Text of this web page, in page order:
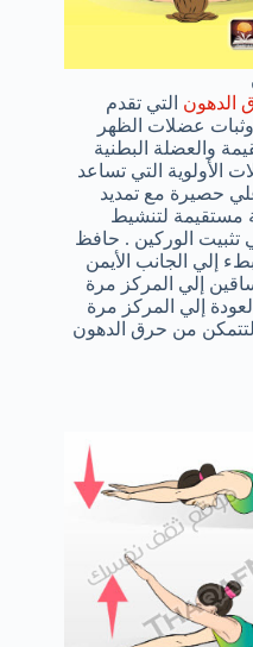
الدهون التي تقدم
عضلات الظهر
والعضلة البطنية
الأولوية التي تساعد
حصيرة مع تمديد
مستقيمة لتنشيط
تثبيت الوركين . حافظ
إلي الجانب الأيمن
إلي المركز مرة
إلي المركز مرة
من حرق الدهون